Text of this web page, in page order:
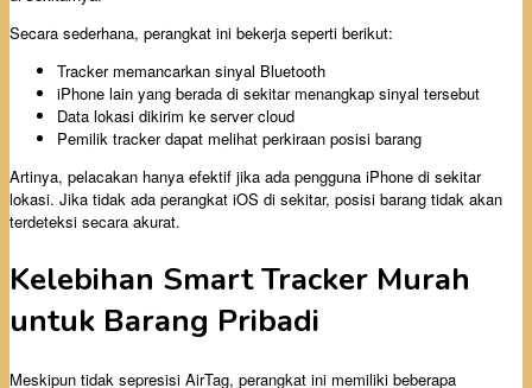
Secara sederhana, perangkat ini bekerja seperti berikut:
Tracker memancarkan sinyal Bluetooth
iPhone lain yang berada di sekitar menangkap sinyal tersebut
Data lokasi dikirim ke server cloud
Pemilik tracker dapat melihat perkiraan posisi barang
Artinya, pelacakan hanya efektif jika ada pengguna iPhone di sekitar
lokasi. Jika tidak ada perangkat iOS di sekitar, posisi barang tidak akan
terdeteksi secara akurat.
Kelebihan Smart Tracker Murah
untuk Barang Pribadi
Meskipun tidak sepresisi AirTag, perangkat ini memiliki beberapa